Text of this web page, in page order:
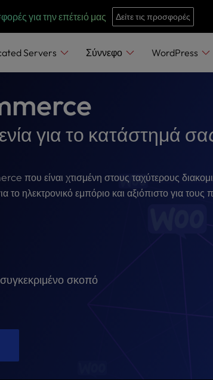
n
r
e
a
s
για την επέτειό μας Δείτε τις προσφορές
Servers Σύννεφο WordPress
για το κατάστημά
που είναι χτισμένη στους ταχύτερους
ηλεκτρονικό εμπόριο και αξιόπιστο για τους
σκοπό